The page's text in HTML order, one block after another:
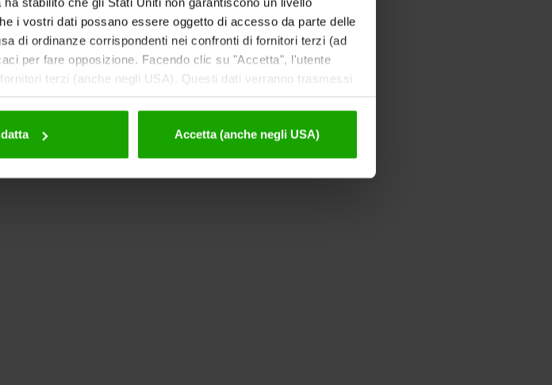
i vostri dati possano essere oggetto di accesso da parte delle
di ordinanze corrispondenti nei confronti di fornitori terzi (ad
per fare opposizione. Facendo clic su "Accetta", l'utente
terzi (anche negli USA). Questi dati verranno trasmessi
Accetta (anche negli USA)